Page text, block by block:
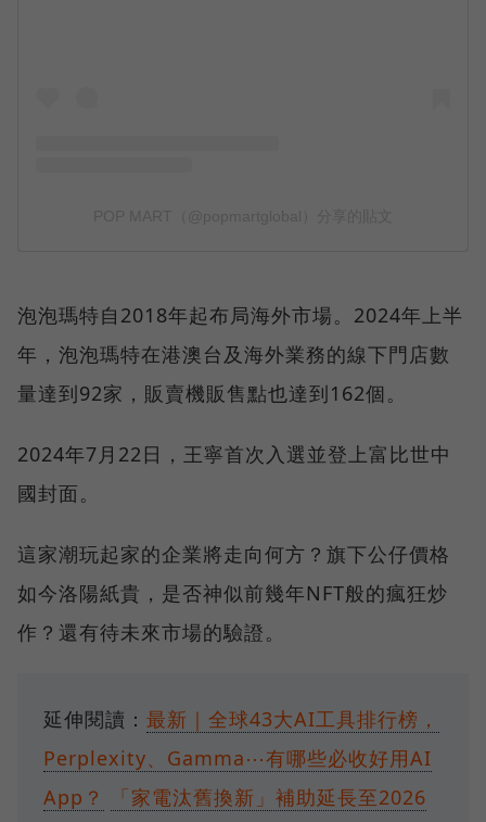
泡泡瑪特自2018年起布局海外市場。2024年上半
年，泡泡瑪特在港澳台及海外業務的線下門店數
量達到92家，販賣機販售點也達到162個。
2024年7月22日，王寧首次入選並登上富比世中
國封面。
這家潮玩起家的企業將走向何方？旗下公仔價格
如今洛陽紙貴，是否神似前幾年NFT般的瘋狂炒
作？還有待未來市場的驗證。
延伸閱讀： 最新｜全球43大AI工具排行榜，
Perplexity、Gamma⋯有哪些必收好用AI
App？
「家電汰舊換新」補助延長至2026